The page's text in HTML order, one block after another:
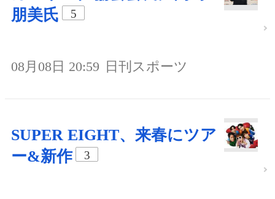
朋美氏
5
08月08日 20:59 日刊スポーツ
SUPER EIGHT、来春にツア
ー&新作
3